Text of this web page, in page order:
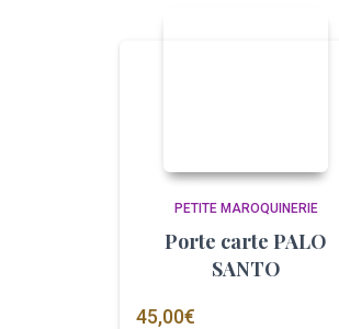
PETITE MAROQUINERIE
Porte carte PALO
SANTO
45,00€